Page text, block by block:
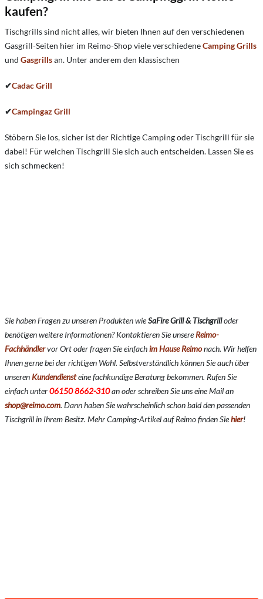
kaufen?
Tischgrills sind nicht alles, wir bieten Ihnen auf den verschiedenen
Gasgrill-Seiten hier im Reimo-Shop viele verschiedeneCamping Grills
und Gasgrillsan. Unter anderem den klassischen
✔Cadac Grill
✔Campingaz Grill
Stöbern Sie los, sicher ist der Richtige Camping oder Tischgrill für sie
dabei! Für welchen Tischgrill Sie sich auch entscheiden. Lassen Sie es
sich schmecken!
Sie haben Fragen zu unseren Produkten wieSaFire Grill & Tischgrilloder
benötigen weitere Informationen? Kontaktieren Sie unsereReimo-
Fachhändlervor Ort oder fragen Sie einfachim Hause Reimonach. Wir helfen
Ihnen gerne bei der richtigen Wahl. Selbstverständlich können Sie auch über
unseren Kundendiensteine fachkundige Beratung bekommen. Rufen Sie
einfach unter06150 8662-310an oder schreiben Sie uns eine Mail an
shop@reimo.com. Dann haben Sie wahrscheinlich schon bald den passenden
Tischgrill in Ihrem Besitz. Mehr Camping-Artikel auf Reimo finden Siehier!